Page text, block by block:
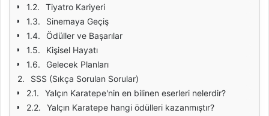
Tiyatro Kariyeri
Sinemaya Geçiş
Ödüller ve Başarılar
Kişisel Hayatı
Gelecek Planları
SSS (Sıkça Sorulan Sorular)
Yalçın Karatepe'nin en bilinen eserleri nelerdir?
Yalçın Karatepe hangi ödülleri kazanmıştır?